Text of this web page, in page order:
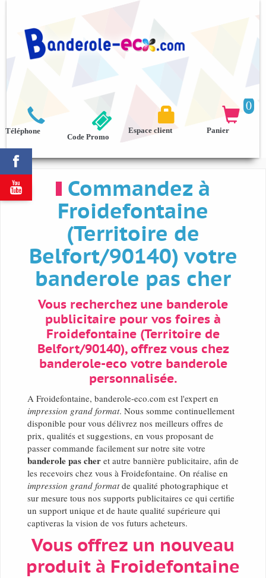



Téléphone
0

Panier

Espace client
Code Promo
Commandez à
Froidefontaine
(Territoire de
Belfort/90140) votre
banderole pas cher
Vous recherchez une banderole
publicitaire pour vos foires à
Froidefontaine (Territoire de
Belfort/90140), offrez vous chez
banderole-eco votre banderole
personnalisée.
A Froidefontaine, banderole-eco.com est l'expert en
impression grand format. Nous somme continuellement
disponible pour vous délivrez nos meilleurs offres de
prix, qualités et suggestions, en vous proposant de
passer commande facilement sur notre site votre
banderole pas cher et autre bannière publicitaire, afin de
les recevoirs chez vous à Froidefontaine. On réalise en
impression grand formatde qualité photographique et
sur mesure tous nos supports publicitaires ce qui certifie
un support unique et de haute qualité supérieure qui
captiveras la vision de vos futurs acheteurs.
Vous offrez un nouveau
produit à Froidefontaine